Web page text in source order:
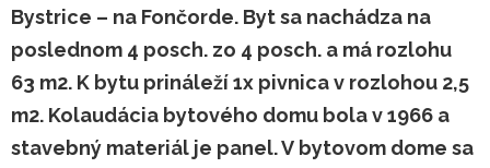
Bystrice – na Fončorde. Byt sa nachádza na
poslednom 4 posch. zo 4 posch. a má rozlohu
63 m2. K bytu prináleží 1x pivnica v rozlohou 2,5
m2. Kolaudácia bytového domu bola v 1966 a
stavebný materiál je panel. V bytovom dome sa